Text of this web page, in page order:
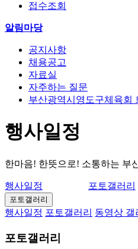
접수조회
알림마당
공지사항
채용공고
자료실
자주하는 질문
부산광역시영도구체육회
행사일정
한마음! 한뜻으로! 소통하는 부
행사일정 포토갤러리
포토갤러리
행사일정 포토갤러리 동영상 갤
포토갤러리